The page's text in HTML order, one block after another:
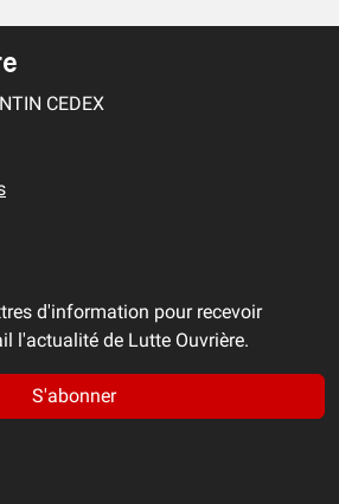
CEDEX
d'information pour recevoir
l'actualité de Lutte Ouvrière.
S'abonner